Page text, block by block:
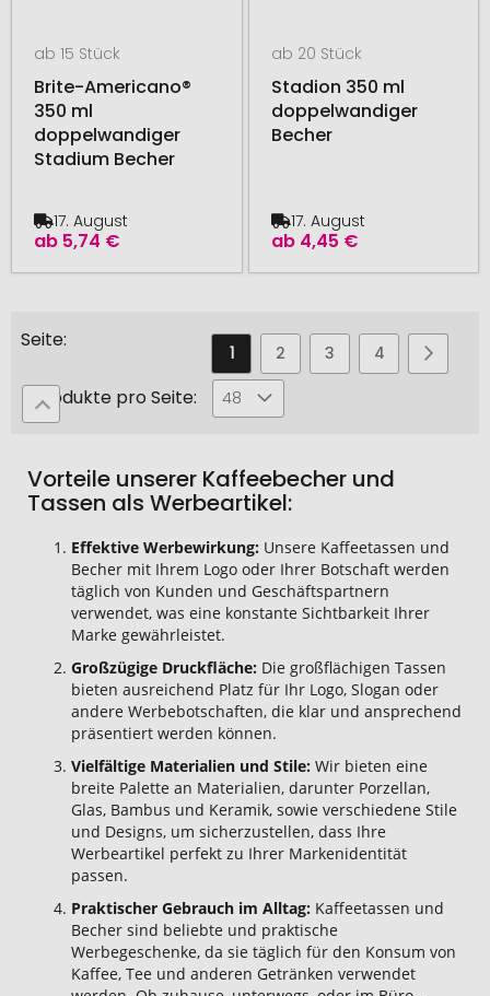
ab 15 Stück
Brite-Americano®
350 ml
doppelwandiger
Stadium Becher
ab 5,74 €
17. August
ab 20 Stück
Stadion 350 ml
doppelwandiger
Becher
ab 4,45 €
17. August
Seite
Sie
lesen
gerade
Seite
1 Seite
2 Seite
3 Seite
4 Seite
5
Produkte pro Seite: 48
Vorteile unserer Kaffeebecher und
Tassen als Werbeartikel:
Effektive Werbewirkung: Unsere Kaffeetassen und
Becher mit Ihrem Logo oder Ihrer Botschaft werden
täglich von Kunden und Geschäftspartnern
verwendet, was eine konstante Sichtbarkeit Ihrer
Marke gewährleistet.
Großzügige Druckfläche: Die großflächigen Tassen
bieten ausreichend Platz für Ihr Logo, Slogan oder
andere Werbebotschaften, die klar und ansprechend
präsentiert werden können.
Vielfältige Materialien und Stile: Wir bieten eine
breite Palette an Materialien, darunter Porzellan,
Glas, Bambus und Keramik, sowie verschiedene Stile
und Designs, um sicherzustellen, dass Ihre
Werbeartikel perfekt zu Ihrer Markenidentität
passen.
Praktischer Gebrauch im Alltag: Kaffeetassen und
Becher sind beliebte und praktische
Werbegeschenke, da sie täglich für den Konsum von
Kaffee, Tee und anderen Getränken verwendet